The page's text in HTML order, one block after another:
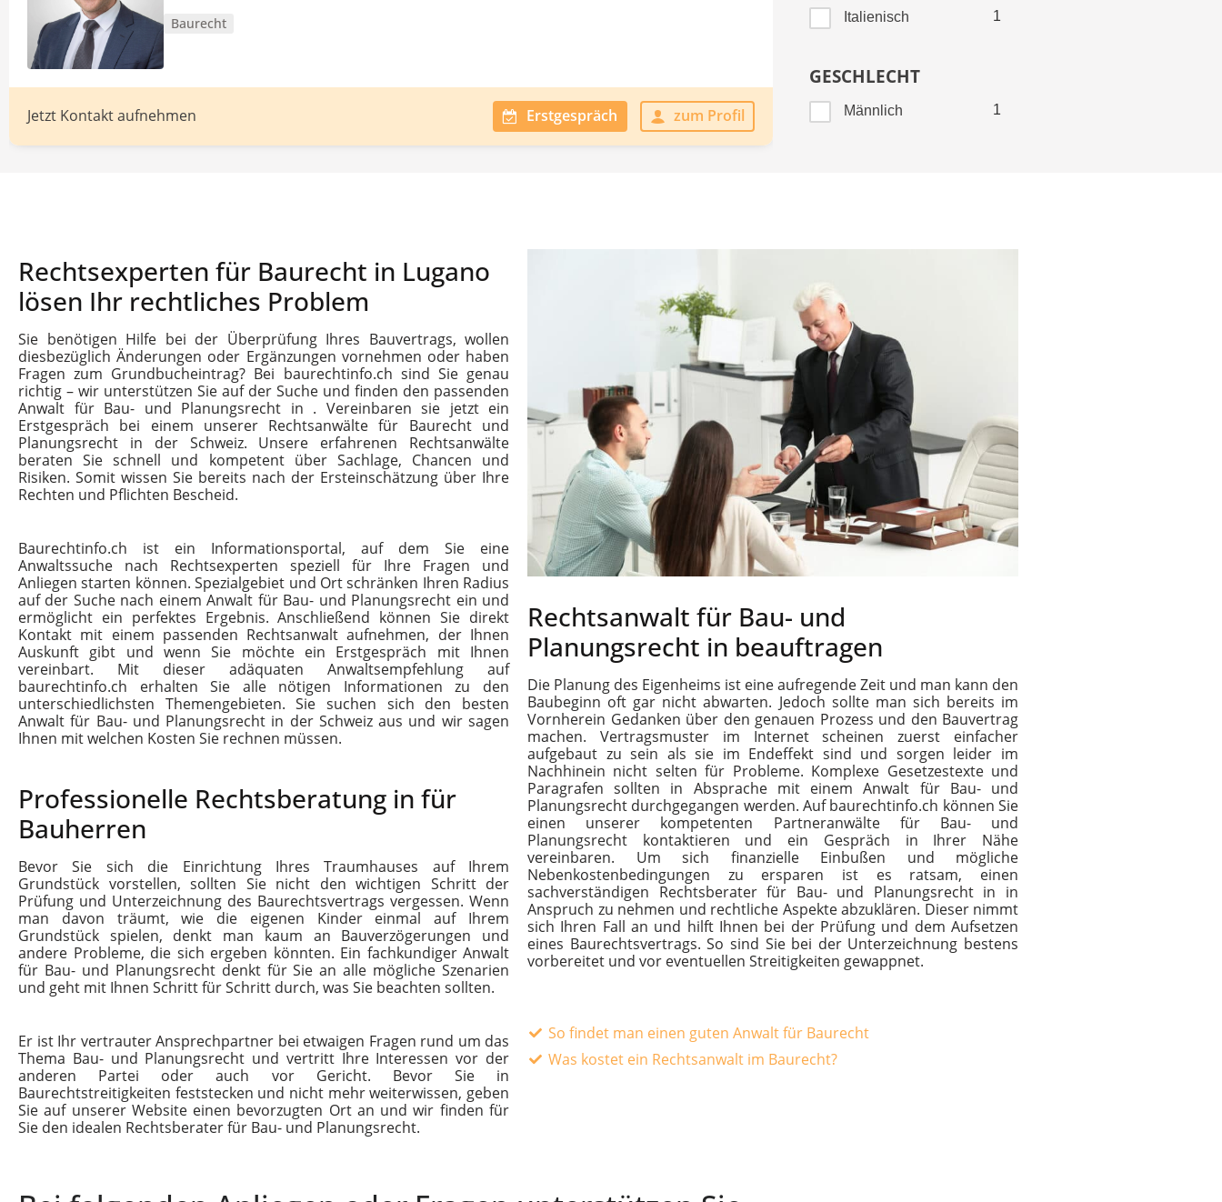
Baurecht
Jetzt Kontakt aufnehmen Erstgespräch zum Profil
Italienisch
1
GESCHLECHT
Männlich 1
Rechtsexperten für Baurecht in Lugano
lösen Ihr rechtliches Problem
Sie benötigen Hilfe bei der Überprüfung Ihres Bauvertrags, wollen
diesbezüglich Änderungen oder Ergänzungen vornehmen oder haben
Fragen zum Grundbucheintrag? Bei baurechtinfo.ch sind Sie genau
richtig – wir unterstützen Sie auf der Suche und finden den passenden
Anwalt für Bau- und Planungsrecht in . Vereinbaren sie jetzt ein
Erstgespräch bei einem unserer Rechtsanwälte für Baurecht und
Planungsrecht in der Schweiz. Unsere erfahrenen Rechtsanwälte
beraten Sie schnell und kompetent über Sachlage, Chancen und
Risiken. Somit wissen Sie bereits nach der Ersteinschätzung über Ihre
Rechten und Pflichten Bescheid.
Baurechtinfo.ch ist ein Informationsportal, auf dem Sie eine
Anwaltssuche nach Rechtsexperten speziell für Ihre Fragen und
Anliegen starten können. Spezialgebiet und Ort schränken Ihren Radius
auf der Suche nach einem Anwalt für Bau- und Planungsrecht ein und
ermöglicht ein perfektes Ergebnis. Anschließend können Sie direkt
Kontakt mit einem passenden Rechtsanwalt aufnehmen, der Ihnen
Auskunft gibt und wenn Sie möchte ein Erstgespräch mit Ihnen
vereinbart. Mit dieser adäquaten Anwaltsempfehlung auf
baurechtinfo.ch erhalten Sie alle nötigen Informationen zu den
unterschiedlichsten Themengebieten. Sie suchen sich den besten
Anwalt für Bau- und Planungsrecht in der Schweiz aus und wir sagen
Ihnen mit welchen Kosten Sie rechnen müssen.
Professionelle Rechtsberatung in für
Bauherren
Bevor Sie sich die Einrichtung Ihres Traumhauses auf Ihrem
Grundstück vorstellen, sollten Sie nicht den wichtigen Schritt der
Prüfung und Unterzeichnung des Baurechtsvertrags vergessen. Wenn
man davon träumt, wie die eigenen Kinder einmal auf Ihrem
Grundstück spielen, denkt man kaum an Bauverzögerungen und
andere Probleme, die sich ergeben könnten. Ein fachkundiger Anwalt
für Bau- und Planungsrecht denkt für Sie an alle mögliche Szenarien
und geht mit Ihnen Schritt für Schritt durch, was Sie beachten sollten.
Er ist Ihr vertrauter Ansprechpartner bei etwaigen Fragen rund um das
Thema Bau- und Planungsrecht und vertritt Ihre Interessen vor der
anderen Partei oder auch vor Gericht. Bevor Sie in
Baurechtstreitigkeiten feststecken und nicht mehr weiterwissen, geben
Sie auf unserer Website einen bevorzugten Ort an und wir finden für
Sie den idealen Rechtsberater für Bau- und Planungsrecht.
Rechtsanwalt für Bau- und
Planungsrecht in beauftragen
Die Planung des Eigenheims ist eine aufregende Zeit und man kann den
Baubeginn oft gar nicht abwarten. Jedoch sollte man sich bereits im
Vornherein Gedanken über den genauen Prozess und den Bauvertrag
machen. Vertragsmuster im Internet scheinen zuerst einfacher
aufgebaut zu sein als sie im Endeffekt sind und sorgen leider im
Nachhinein nicht selten für Probleme. Komplexe Gesetzestexte und
Paragrafen sollten in Absprache mit einem Anwalt für Bau- und
Planungsrecht durchgegangen werden. Auf baurechtinfo.ch können Sie
einen unserer kompetenten Partneranwälte für Bau- und
Planungsrecht kontaktieren und ein Gespräch in Ihrer Nähe
vereinbaren. Um sich finanzielle Einbußen und mögliche
Nebenkostenbedingungen zu ersparen ist es ratsam, einen
sachverständigen Rechtsberater für Bau- und Planungsrecht in in
Anspruch zu nehmen und rechtliche Aspekte abzuklären. Dieser nimmt
sich Ihren Fall an und hilft Ihnen bei der Prüfung und dem Aufsetzen
eines Baurechtsvertrags. So sind Sie bei der Unterzeichnung bestens
vorbereitet und vor eventuellen Streitigkeiten gewappnet.
So findet man einen guten Anwalt für Baurecht
Was kostet ein Rechtsanwalt im Baurecht?